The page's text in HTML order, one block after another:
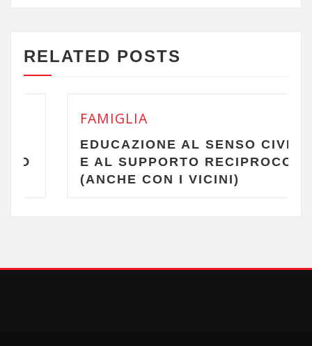
RELATED POSTS
FAMIGLIA
EDUCAZIONE AL SENSO CIVICO
E AL SUPPORTO RECIPROCO
(ANCHE CON I VICINI)